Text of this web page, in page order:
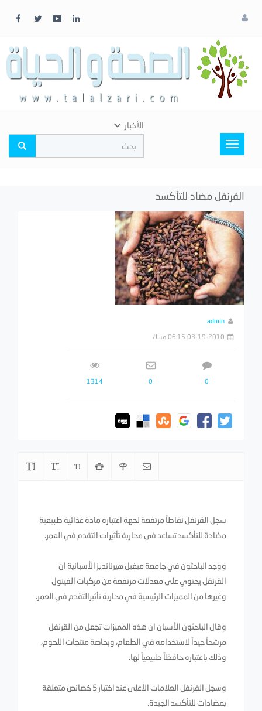
لونك
المفضل
Toggle
navigation
الأخبار
القرنفل مضاد للتأكسد
admin
03-19-2010 06:15 مساءً
0
0
1314
سجل القرنفل نقاطاً مرتفعة لجهة اعتباره مادة غذائية طبيعية
مضادة للتأكسد تساعد في محاربة تأثيرات التقدم في العمر.
ووجد الباحثون في جامعة ميغيل هيرنانديز الأسبانية ان
القرنفل يحتوي على معدلات مرتفعة من مركبات الفينول
وغيرها من المميزات الرئيسية في محاربة تأثيرالتقدم في العمر.
وقال الباحثون الأسبان ان هذه المميزات تجعل من القرنفل
مرشحاً جيداً لاستخدامه في الطعام، وبخاصة منتجات اللحوم،
وذلك باعتباره حافظاً طبيعياً لها.
وسجل القرنفل العلامات الأعلى عند اختبار 5 خصائص متعلقة
بمضادات للتأكسد الجيدة.